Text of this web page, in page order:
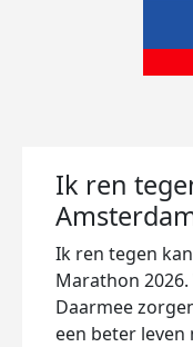
Ik ren
Ik ren tegen
Marathon
Daarmee
een beter leven